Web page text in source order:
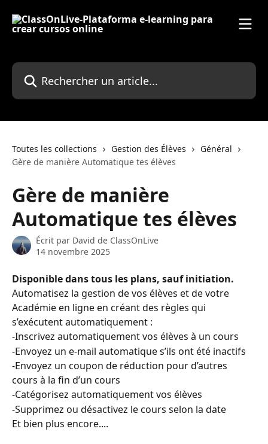
Rechercher un article...
Toutes les collections Gestion des Élèves
Général
Gère de manière Automatique tes élèves
Gère de manière
Automatique tes élèves
Écrit par David de ClassOnLive
14 novembre 2025
Disponible dans tous les plans, sauf initiation.
Automatisez la gestion de vos élèves et de votre
Académie en ligne en créant des règles qui
s’exécutent automatiquement :
-Inscrivez automatiquement vos élèves à un cours
-Envoyez un e-mail automatique s’ils ont été inactifs
-Envoyez un coupon de réduction pour d’autres
cours à la fin d’un cours
-Catégorisez automatiquement vos élèves
-Supprimez ou désactivez le cours selon la date
Et bien plus encore....